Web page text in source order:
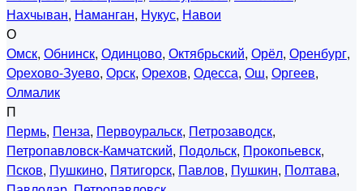
Нахчыван, Наманган, Нукус, Навои
О
Омск, Обнинск, Одинцово, Октябрьский, Орёл, Оренбург,
Орехово-Зуево, Орск, Орехов, Одесса, Ош, Оргеев,
Олмалик
П
Пермь, Пенза, Первоуральск, Петрозаводск,
Петропавловск-Камчатский, Подольск, Прокопьевск,
Псков, Пушкино, Пятигорск, Павлов, Пушкин, Полтава,